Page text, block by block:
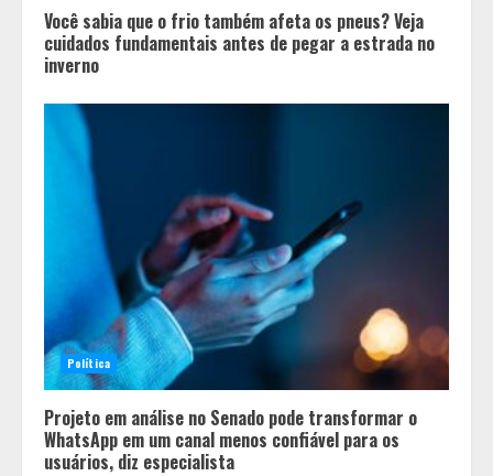
Você sabia que o frio também afeta os pneus? Veja
cuidados fundamentais antes de pegar a estrada no
inverno
Política
Projeto em análise no Senado pode transformar o
WhatsApp em um canal menos confiável para os
usuários, diz especialista